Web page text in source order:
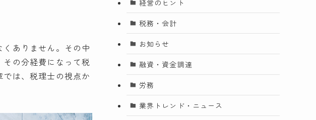
ありません。その中
の分経費になって税
は、税理士の視点か
経営のヒント
税務・会計
お知らせ
融資・資金調達
労務
業界トレンド・ニュース